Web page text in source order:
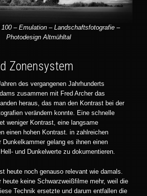
– Emulation – Landschaftsfotografie –
Photodesign Altmühltal
Zonensystem
des vergangenen Jahrhunderts
zusammen mit Fred Archer das
heraus, das man den Kontrast bei der
verändern konnte. Eine schnelle
weniger Kontrast, eine langsame
einen hohen Kontrast. in zahlreichen
Dunkelkammer gelang es ihnen einen
und Dunkelwerte zu dokumentieren.
heute noch genauso relevant wie damals.
heute keine Schwarzweißfilme mehr, weil die
Technik ersetzte und darum entfallen die